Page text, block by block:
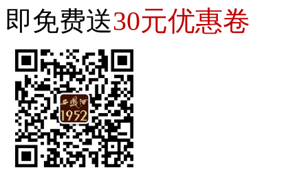
即免费送30元优惠卷